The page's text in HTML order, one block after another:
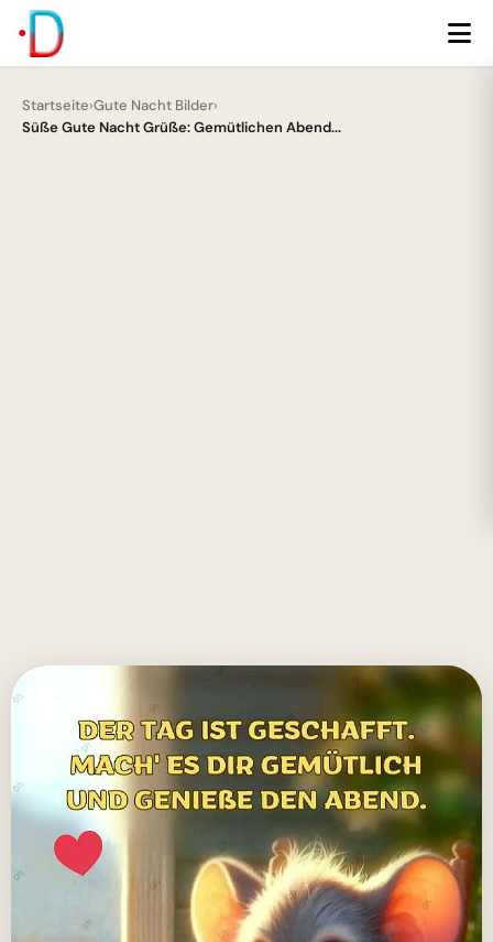
Startseite›Gute Nacht Bilder›
Süße Gute Nacht Grüße: Gemütlichen Abend...